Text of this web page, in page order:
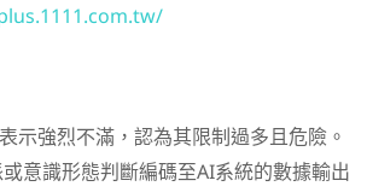
強烈不滿，認為其限制過多且危險。
意識形態判斷編碼至AI系統的數據輸出